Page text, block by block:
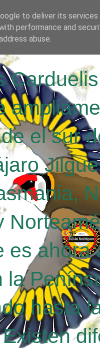
el sur
es
la
hasta
to deliver its
performance and
abuse.